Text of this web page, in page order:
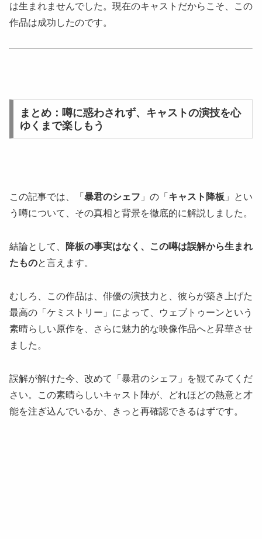
は生まれませんでした。現在のキャストだからこそ、この
作品は成功したのです。
まとめ：噂に惑わされず、キャストの演技を心
ゆくまで楽しもう
この記事では、「 暴君のシェフ 」の「 キャスト降板 」とい
う噂について、その真相と背景を徹底的に解説しました。
結論として、
降板の事実はなく、この噂は誤解から生まれ
たものと言えます。
むしろ、この作品は、俳優の演技力と、彼らが築き上げた
最高の「ケミストリー」によって、ウェブトゥーンという
素晴らしい原作を、さらに魅力的な映像作品へと昇華させ
ました。
誤解が解けた今、改めて「暴君のシェフ」を観てみてくだ
さい。この素晴らしいキャスト陣が、どれほどの熱意と才
能を注ぎ込んでいるか、きっと再確認できるはずです。